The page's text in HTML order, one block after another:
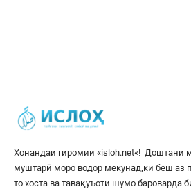
Хонандаи гиромии «isloh.net«! Доштани
муштарӣ моро водор мекунад,ки беш аз
то хоста ва тавақуъоти шумо бароварда